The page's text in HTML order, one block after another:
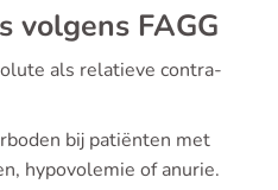
volgens FAGG
als relatieve contra-
bij patiënten met
hypovolemie of anurie.